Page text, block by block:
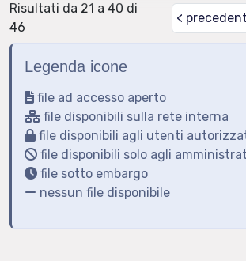
Risultati da 21 a 40 di
46
<
Legenda icone
file ad accesso aperto
file disponibili sulla rete interna
file disponibili agli utenti
file disponibili solo agli
file sotto embargo
nessun file disponibile